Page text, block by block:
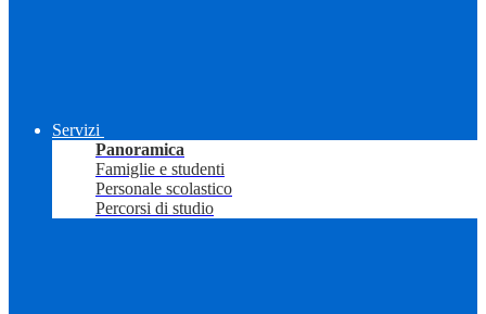
Servizi
Panoramica
Famiglie e studenti
Personale scolastico
Percorsi di studio